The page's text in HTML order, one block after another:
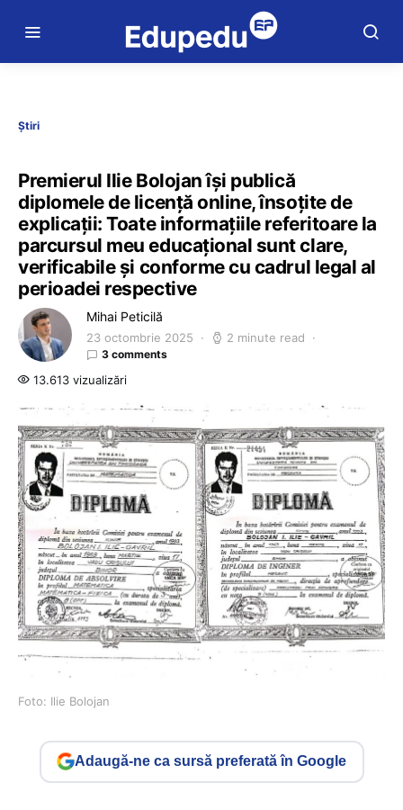
Știri
Premierul Ilie Bolojan își publică
diplomele de licență online, însoțite de
explicații: Toate informațiile referitoare la
parcursul meu educațional sunt clare,
verificabile și conforme cu cadrul legal al
perioadei respective
Mihai Peticilă
23 octombrie 2025 2 minute read
3 comments
13.613 vizualizări
Foto: Ilie Bolojan
Adaugă-ne ca sursă preferată în Google